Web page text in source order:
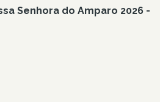
Senhora do Amparo 2026 -